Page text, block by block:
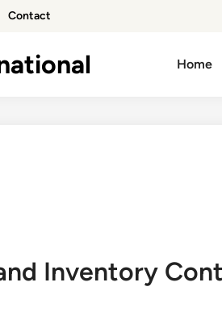
Contact
Home
Inventory